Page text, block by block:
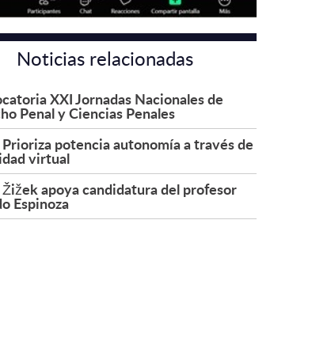
Noticias relacionadas
XXI Jornadas Nacionales de
Penal y Ciencias Penales
Prioriza potencia autonomía a través de
virtual
apoya candidatura del profesor
Espinoza